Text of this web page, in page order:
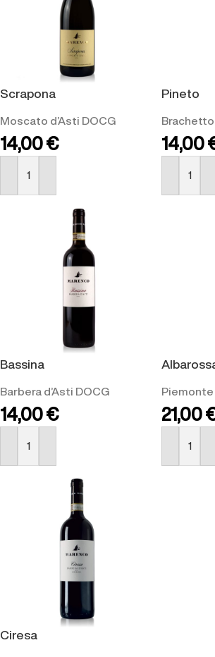
Scrapona
Moscato d’Asti DOCG
14,00 €
ACQUISTA
Pineto
Brachetto
14,00
ACQUISTA
Bassina
Barbera d’Asti DOCG
14,00 €
ACQUISTA
Piemonte
21,00
ACQUISTA
Ciresa